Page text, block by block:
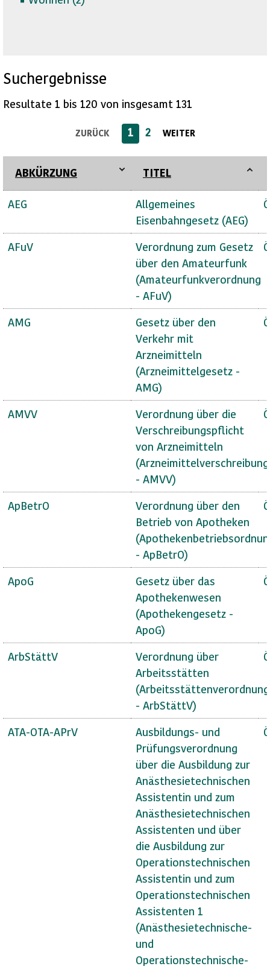
Suchergebnisse
Resultate 1 bis 120 von insgesamt 131
ZURÜCK 1 2 WEITER
ABKÜRZUNG TITEL
AEG
Allgemeines
Eisenbahngesetz (AEG)
AFuV
Verordnung zum Gesetz
über den Amateurfunk
(Amateurfunkverordnung
- AFuV)
AMG
Gesetz über den
Verkehr mit
Arzneimitteln
(Arzneimittelgesetz -
AMG)
AMVV
Verordnung über die
Verschreibungspflicht
von Arzneimitteln
- AMVV)
ApBetrO
Verordnung über den
Betrieb von Apotheken
- ApBetrO)
ApoG
Gesetz über das
Apothekenwesen
(Apothekengesetz -
ApoG)
ArbStättV
Verordnung über
Arbeitsstätten
(Arbeitsstättenverordnung
- ArbStättV)
ATA-OTA-APrV
Ausbildungs- und
Prüfungsverordnung
über die Ausbildung zur
Anästhesietechnischen
Assistentin und zum
Anästhesietechnischen
Assistenten und über
die Ausbildung zur
Operationstechnischen
Assistentin und zum
Operationstechnischen
Assistenten 1
(Anästhesietechnische-
und
Operationstechnische-